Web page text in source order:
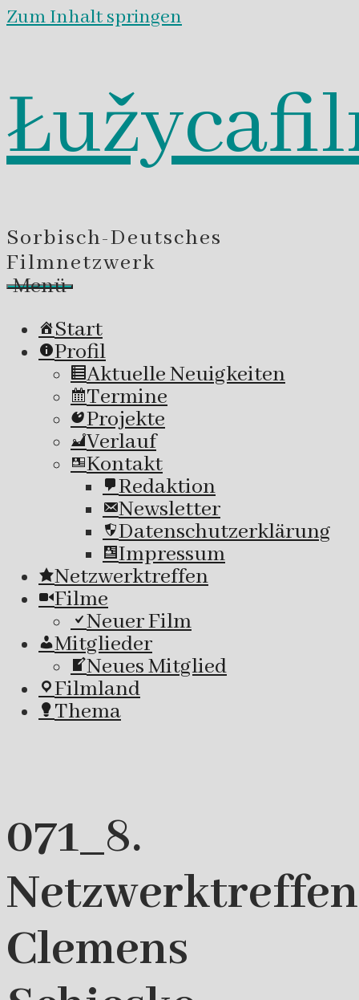
Zum Inhalt springen
Sorbisch-Deutsches
Filmnetzwerk
Menü
Start
Profil
Aktuelle Neuigkeiten
Termine
Projekte
Verlauf
Kontakt
Redaktion
Newsletter
Datenschutzerklärung
Impressum
Netzwerktreffen
Filme
Neuer Film
Mitglieder
Neues Mitglied
Filmland
Thema
071_8.
Clemens